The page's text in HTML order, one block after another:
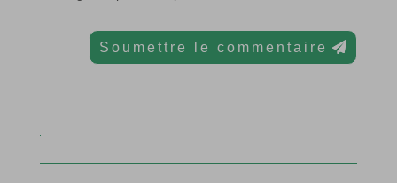
Soumettre le commentaire